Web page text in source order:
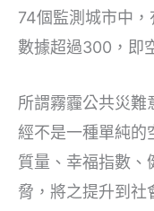
74個監測城市中
數據超過300，即
所謂霧霾公共災難
經不是一種單純的
質量、幸福指數、
脅，將之提升到社